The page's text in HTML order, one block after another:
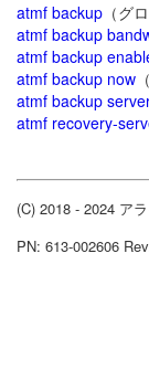
atmf backup （グ
atmf backup
atmf backup
atmf backup now
atmf backup
atmf recovery-
(C) 2018 - 2024 ア
PN: 613-002606